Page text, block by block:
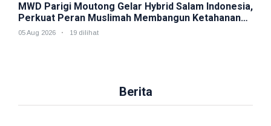
MWD Parigi Moutong Gelar Hybrid Salam Indonesia,
Perkuat Peran Muslimah Membangun Ketahanan
Keluarga
05 Aug 2026 19 dilihat
Berita